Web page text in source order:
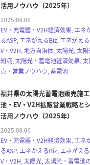
活用ノウハウ（2025年）
2025.08.06
EV・充電器・V2H経済効果, エネ
るASP, エネがえるBiz, エネがえ
V・V2H, 地方自治体, 太陽光, 太
知識, 太陽光・蓄電池経済効果,
売・営業ノウハウ, 蓄電池
福井県の太陽光蓄電池販売施
池・EV・V2H拡販営業戦略と
活用ノウハウ（2025年）
2025.08.06
EV・充電器・V2H経済効果, エネ
るASP, エネがえるBiz, エネがえ
V・V2H, 太陽光, 太陽光・蓄電池